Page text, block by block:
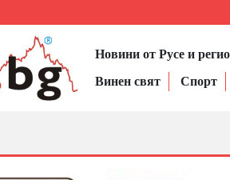
Новини от Русе и
Винен свят
Спорт